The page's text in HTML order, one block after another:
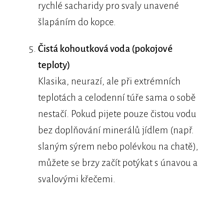
rychlé sacharidy pro svaly unavené
šlapáním do kopce.
Čistá kohoutková voda (pokojové
teploty)
Klasika, neurazí, ale při extrémních
teplotách a celodenní túře sama o sobě
nestačí. Pokud pijete pouze čistou vodu
bez doplňování minerálů jídlem (např.
slaným sýrem nebo polévkou na chatě),
můžete se brzy začít potýkat s únavou a
svalovými křečemi.